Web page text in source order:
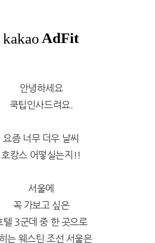
안녕하세요
쿡팁인사드려요.
요즘 너무 더우 날씨
호캉스 어떻실는지!!
서울에
꼭 가보고 싶은
텔 3군데 중 한 곳으로
는 웨스틴 조선 서울은